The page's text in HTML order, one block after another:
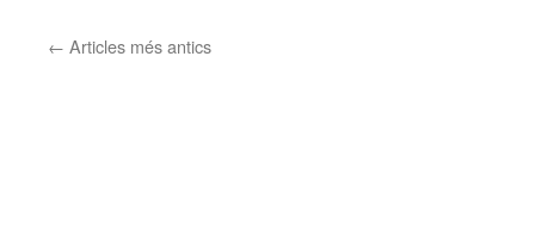
← Articles més antics